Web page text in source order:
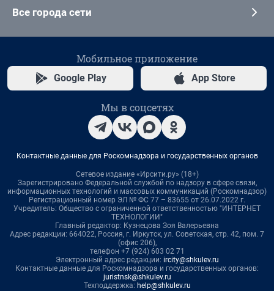
Все города сети
Мобильное приложение
Google Play App Store
Мы в соцсетях
Контактные данные для Роскомнадзора и государственных органов
Сетевое издание «Ирсити.ру» (18+)
Зарегистрировано Федеральной службой по надзору в сфере связи,
информационных технологий и массовых коммуникаций (Роскомнадзор)
Регистрационный номер ЭЛ № ФС 77 – 83655 от 26.07.2022 г.
Учредитель: Общество с ограниченной ответственностью "ИНТЕРНЕТ
ТЕХНОЛОГИИ"
Главный редактор: Кузнецова Зоя Валерьевна
Адрес редакции: 664022, Россия, г. Иркутск, ул. Советская, стр. 42, пом. 7
(офис 206),
телефон +7 (924) 603 02 71
Электронный адрес редакции: ircity@shkulev.ru
Контактные данные для Роскомнадзора и государственных органов:
juristnsk@shkulev.ru
Техподдержка: help@shkulev.ru